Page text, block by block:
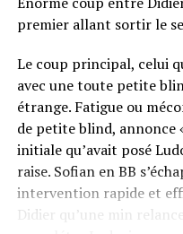
premier allant sortir le
Le coup principal, celui
avec une toute petite
étrange. Fatigue ou
de petite blind, annonce
initiale qu’avait posé
raise. Sofian en BB
intervention rapide et
Didier qu’une min